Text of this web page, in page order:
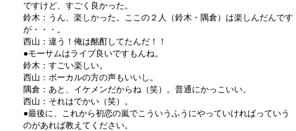
ですけど、すごく良かった。
鈴木：うん、楽しかった。ここの２人（鈴木・隅倉）は楽しんだんです
が・・・。
西山：違う！俺は酩酊してたんだ！！
●モーサムはライブ良いですもんね。
鈴木：すごい楽しい。
西山：ボーカルの方の声もいいし。
隅倉：あと、イケメンだからね（笑）。普通にかっこいい。
西山：それはでかい（笑）。
●最後に、これから初恋の嵐でこういうふうにやっていければっていう
のがあれば教えてください。